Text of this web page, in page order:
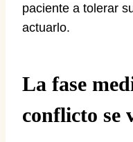
paciente a tolerar
actuarlo.
La fase
conflicto se